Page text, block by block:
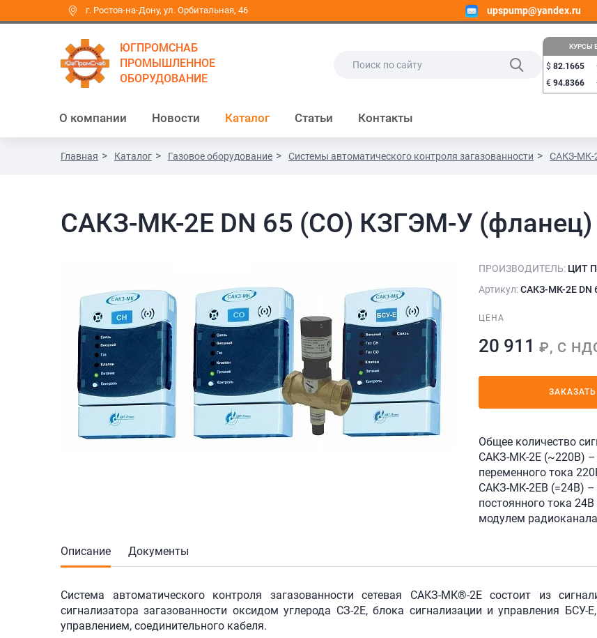
г. Ростов-на-Дону, ул. Орбитальная, 46 upspump@yandex.ru
ЮГПРОМСНАБ
ПРОМЫШЛЕННОЕ
ОБОРУДОВАНИЕ
КУРСЫ
$ 82.1665
€ 94.8366
О компании Новости Каталог Статьи Контакты
Главная Каталог Газовое оборудование Системы автоматического контроля загазованности САКЗ-МК-
САКЗ-МК-2Е DN 65 (СО) КЗГЭМ-У
ПРОИЗВОДИТЕЛЬ: ЦИТ
Артикул:САКЗ-МК-2Е DN
ЦЕНА
20 911 ₽, С
ЗАКАЗАТЬ
Общее количество
САКЗ-МК-2Е (~220В) –
переменного тока
САКЗ-МК-2ЕВ (=24В) –
постоянного тока
модулем
Описание Документы
Система автоматического контроля загазованности сетевая САКЗ-МК®-2Е состоит из
сигнализатора загазованности оксидом углерода СЗ-2Е, блока сигнализации и управления
управлением, соединительного кабеля.